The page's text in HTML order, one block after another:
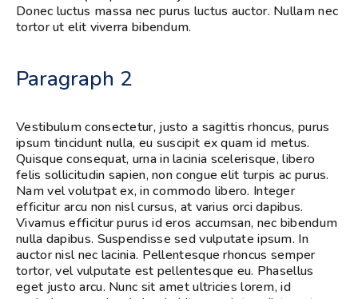
Donec luctus massa nec purus luctus auctor. Nullam nec
tortor ut elit viverra bibendum.
Paragraph 2
Vestibulum consectetur, justo a sagittis rhoncus, purus
ipsum tincidunt nulla, eu suscipit ex quam id metus.
Quisque consequat, urna in lacinia scelerisque, libero
felis sollicitudin sapien, non congue elit turpis ac purus.
Nam vel volutpat ex, in commodo libero. Integer
efficitur arcu non nisl cursus, at varius orci dapibus.
Vivamus efficitur purus id eros accumsan, nec bibendum
nulla dapibus. Suspendisse sed vulputate ipsum. In
auctor nisl nec lacinia. Pellentesque rhoncus semper
tortor, vel vulputate est pellentesque eu. Phasellus
eget justo arcu. Nunc sit amet ultricies lorem, id